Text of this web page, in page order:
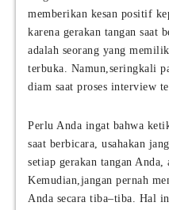
memberikan kesan positif
karena gerakan tangan saat
adalah seorang yang
terbuka. Namun,seringkali
diam saat proses interview
Perlu Anda ingat bahwa
saat berbicara, usahakan
setiap gerakan tangan Anda,
Kemudian,jangan pernah
Anda secara tiba–tiba. Hal